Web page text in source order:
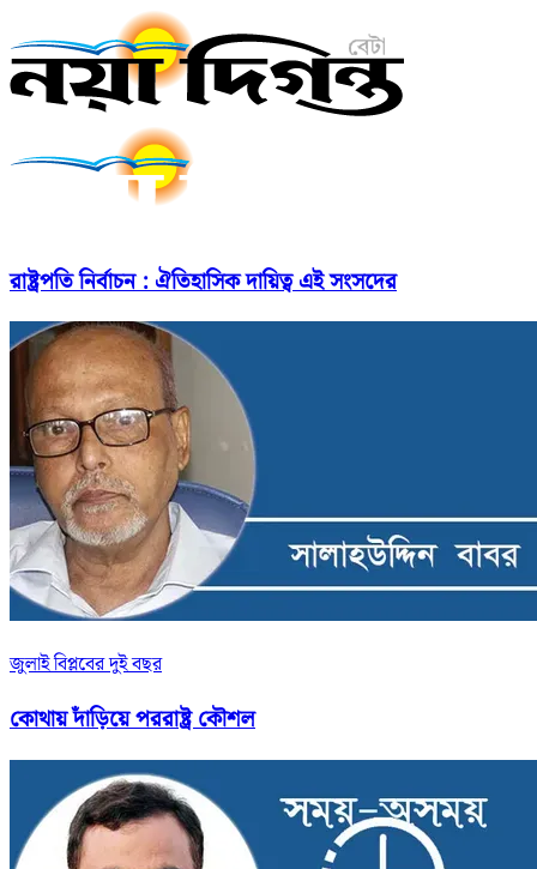
রাষ্ট্রপতি নির্বাচন : ঐতিহাসিক দায়িত্ব এই সংসদের
জুলাই বিপ্লবের দুই বছর
কোথায় দাঁড়িয়ে পররাষ্ট্র কৌশল